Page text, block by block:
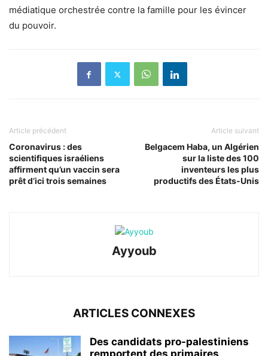
médiatique orchestrée contre la famille pour les évincer
du pouvoir.
Article précédent
Coronavirus : des
scientifiques israéliens
affirment qu’un vaccin sera
prêt d’ici trois semaines
Article suivant
Belgacem Haba, un Algérien
sur la liste des 100
inventeurs les plus
productifs des États-Unis
Ayyoub
ARTICLES CONNEXES
Des candidats pro-palestiniens